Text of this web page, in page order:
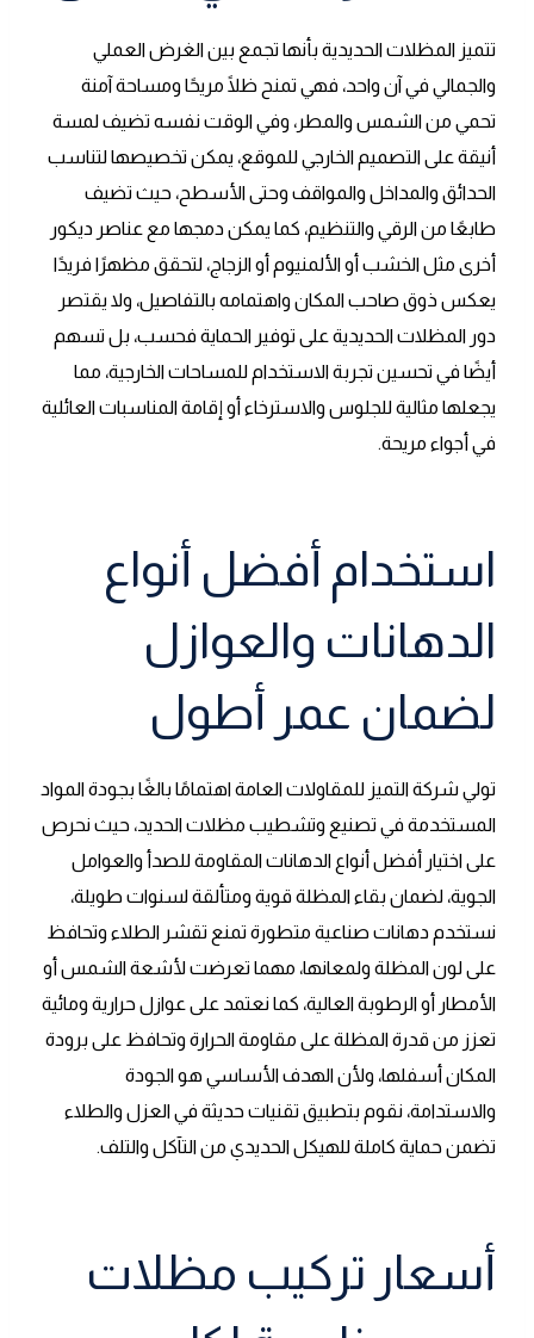
تتميز المظلات الحديدية بأنها تجمع بين الغرض العملي
والجمالي في آن واحد، فهي تمنح ظلًا مريحًا ومساحة آمنة
تحمي من الشمس والمطر، وفي الوقت نفسه تضيف لمسة
أنيقة على التصميم الخارجي للموقع، يمكن تخصيصها لتناسب
الحدائق والمداخل والمواقف وحتى الأسطح، حيث تضيف
طابعًا من الرقي والتنظيم، كما يمكن دمجها مع عناصر ديكور
أخرى مثل الخشب أو الألمنيوم أو الزجاج، لتحقق مظهرًا فريدًا
يعكس ذوق صاحب المكان واهتمامه بالتفاصيل، ولا يقتصر
دور المظلات الحديدية على توفير الحماية فحسب، بل تسهم
أيضًا في تحسين تجربة الاستخدام للمساحات الخارجية، مما
يجعلها مثالية للجلوس والاسترخاء أو إقامة المناسبات العائلية
في أجواء مريحة.
استخدام أفضل أنواع
الدهانات والعوازل
لضمان عمر أطول
تولي شركة التميز للمقاولات العامة اهتمامًا بالغًا بجودة المواد
المستخدمة في تصنيع وتشطيب مظلات الحديد، حيث نحرص
على اختيار أفضل أنواع الدهانات المقاومة للصدأ والعوامل
الجوية، لضمان بقاء المظلة قوية ومتألقة لسنوات طويلة،
نستخدم دهانات صناعية متطورة تمنع تقشر الطلاء وتحافظ
على لون المظلة ولمعانها، مهما تعرضت لأشعة الشمس أو
الأمطار أو الرطوبة العالية، كما نعتمد على عوازل حرارية ومائية
تعزز من قدرة المظلة على مقاومة الحرارة وتحافظ على برودة
المكان أسفلها، ولأن الهدف الأساسي هو الجودة
والاستدامة، نقوم بتطبيق تقنيات حديثة في العزل والطلاء
تضمن حماية كاملة للهيكل الحديدي من التآكل والتلف.
أسعار تركيب مظلات